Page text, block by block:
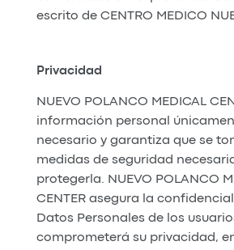
escrito de CENTRO MEDICO
Privacidad
NUEVO POLANCO MEDICAL
información personal
necesario y garantiza que se
medidas de seguridad
protegerla. NUEVO POLANCO
CENTER asegura la
Datos Personales de los
comprometerá su privacidad,